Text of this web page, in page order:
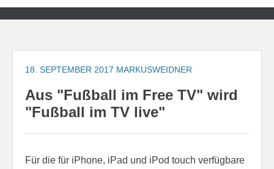
Zum
springen
18. SEPTEMBER 2017 MARKUSWEIDNER
Aus "Fußball im Free TV" wird
"Fußball im TV live"
Für die für iPhone, iPad und iPod touch verfügbare